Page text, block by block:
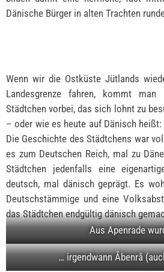
Dänische Bürger in alten Trachten
Wenn wir die Ostküste Jütlands
Landesgrenze fahren, kommt man
Städtchen vorbei, das sich lohnt zu
– oder wie es heute auf Dänisch heißt:
Die Geschichte des Städtchens war
es zum Deutschen Reich, mal zu
Städtchen jedenfalls eine
deutsch, mal dänisch geprägt. Es
Deutschstämmige und eine
das Städtchen endgültig dänisch
Aus Apenrade
… irgendwann Åbenrå